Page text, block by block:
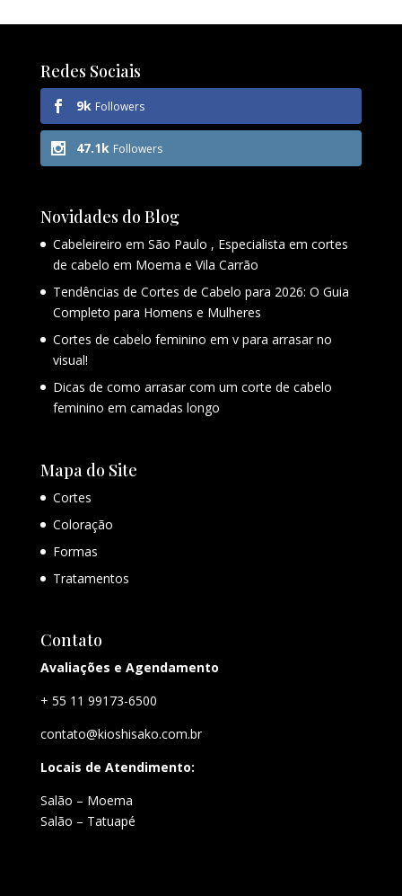
Redes Sociais
9k Followers
47.1k Followers
Novidades do Blog
Cabeleireiro em São Paulo , Especialista em cortes
de cabelo em Moema e Vila Carrão
Tendências de Cortes de Cabelo para 2026: O Guia
Completo para Homens e Mulheres
Cortes de cabelo feminino em v para arrasar no
visual!
Dicas de como arrasar com um corte de cabelo
feminino em camadas longo
Mapa do Site
Cortes
Coloração
Formas
Tratamentos
Contato
Avaliações e Agendamento
+ 55 11 99173-6500
contato@kioshisako.com.br
Locais de Atendimento:
Salão – Moema
Salão – Tatuapé